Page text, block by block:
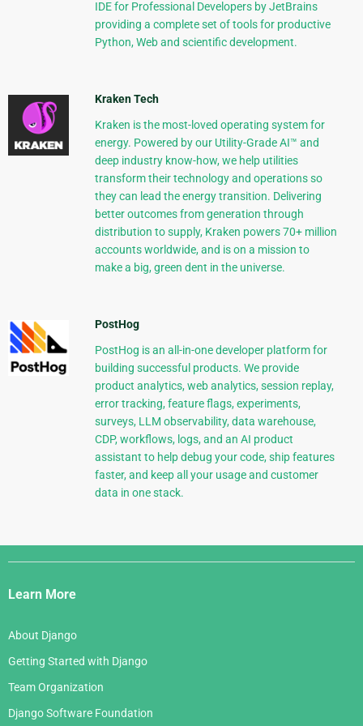
IDE for Professional Developers by JetBrains
providing a complete set of tools for productive
Python, Web and scientific development.
Kraken Tech
Kraken is the most-loved operating system for
energy. Powered by our Utility-Grade AI™ and
deep industry know-how, we help utilities
transform their technology and operations so
they can lead the energy transition. Delivering
better outcomes from generation through
distribution to supply, Kraken powers 70+ million
accounts worldwide, and is on a mission to
make a big, green dent in the universe.
PostHog
PostHog is an all-in-one developer platform for
building successful products. We provide
product analytics, web analytics, session replay,
error tracking, feature flags, experiments,
surveys, LLM observability, data warehouse,
CDP, workflows, logs, and an AI product
assistant to help debug your code, ship features
faster, and keep all your usage and customer
data in one stack.
Django
Links
Learn More
About Django
Getting Started with Django
Team Organization
Django Software Foundation